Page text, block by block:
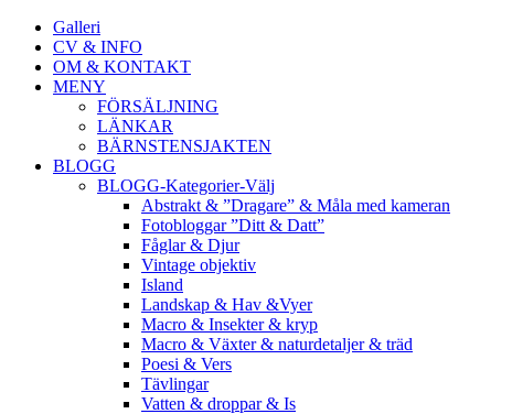
Galleri
CV & INFO
OM & KONTAKT
MENY
FÖRSÄLJNING
LÄNKAR
BÄRNSTENSJAKTEN
BLOGG
BLOGG-Kategorier-Välj
Abstrakt & ”Dragare” & Måla med kameran
Fotobloggar ”Ditt & Datt”
Fåglar & Djur
Vintage objektiv
Island
Landskap & Hav &Vyer
Macro & Insekter & kryp
Macro & Växter & naturdetaljer & träd
Poesi & Vers
Tävlingar
Vatten & droppar & Is